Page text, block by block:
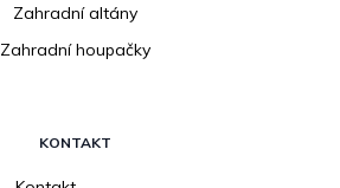
Zahradní altány
Zahradní houpačky
KONTAKT